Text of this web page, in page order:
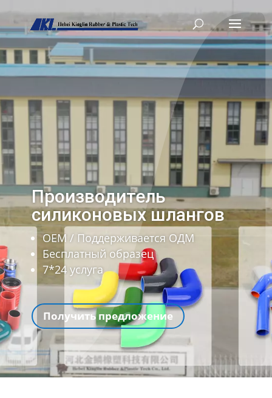
Производитель
силиконовых шлангов
ОЕМ / Поддерживается ОДМ
Бесплатный образец
7*24 услуга
Получить предложение